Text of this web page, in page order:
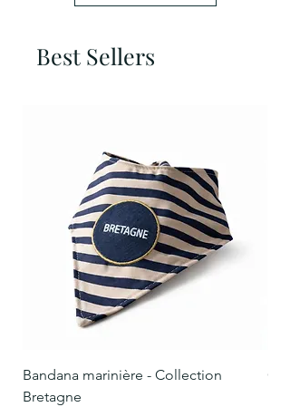
Best Sellers
Bandana marinière - Collection
Bretagne